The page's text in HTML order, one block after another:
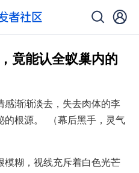
竟能认全蚁巢内的
渐渐淡去，失去肉体的李
根源。  （幕后黑手，灵气
糊，视线充斥着白色光芒